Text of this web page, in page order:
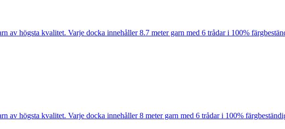
av högsta kvalitet. Varje docka innehåller 8.7 meter garn med 6 trådar i 100%
av högsta kvalitet. Varje docka innehåller 8 meter garn med 6 trådar i 100%